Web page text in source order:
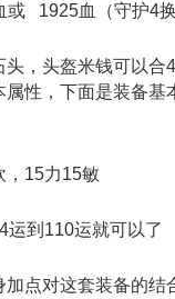
或 1925血（守护4换
，头盔米钱可以合4
属性，下面是装备基
15力15敏
到110运就可以了
点对这套装备的结